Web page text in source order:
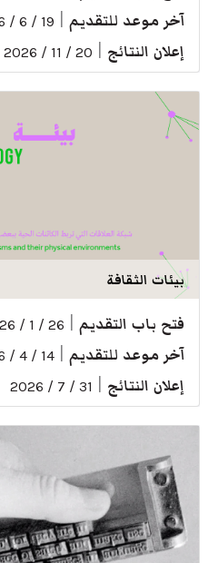
آخر موعد للتقديم 19 / 6 / 2026
إعلان النتائج 20 / 11 / 2026
بيئات الثقافة
فتح باب التقديم 26 / 1 / 2026
آخر موعد للتقديم 14 / 4 / 2026
إعلان النتائج 31 / 7 / 2026